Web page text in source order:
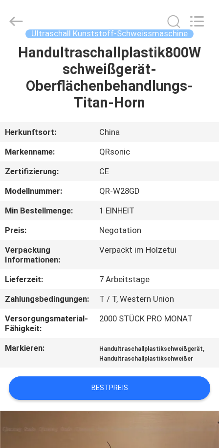
HEIM
PRODUKTE
UNS
QUALITÄTSKONTROLLE
KONTAKTIEREN
SIE
UNS
RECHTSSACHEN
ANGEBOT
SITEMAP
DATENSCHUTZRICHTLINIE
Co.,Ltd.
Ultraschall Kunststoff-Schweissmaschine
Handultraschallplastik800W
schweißgerät-
Oberflächenbehandlungs-
Titan-Horn
Herkunftsort:
China
Markenname:
QRsonic
Zertifizierung:
CE
Modellnummer:
QR-W28GD
Min Bestellmenge:
1 EINHEIT
Preis:
Negotation
Verpackung
Informationen:
Verpackt im Holzetui
Lieferzeit:
7 Arbeitstage
Zahlungsbedingungen:
T / T, Western Union
Versorgungsmaterial-
Fähigkeit:
2000 STÜCK PRO MONAT
Markieren: Handultraschallplastikschweißgerät,
Handultraschallplastikschweißer
BESTPREIS